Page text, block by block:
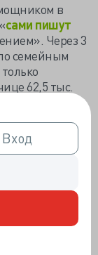
Вход
Вход
в
сами пишут
Через 3
семейным
62,5 тыс.
и
не
с
объёмный